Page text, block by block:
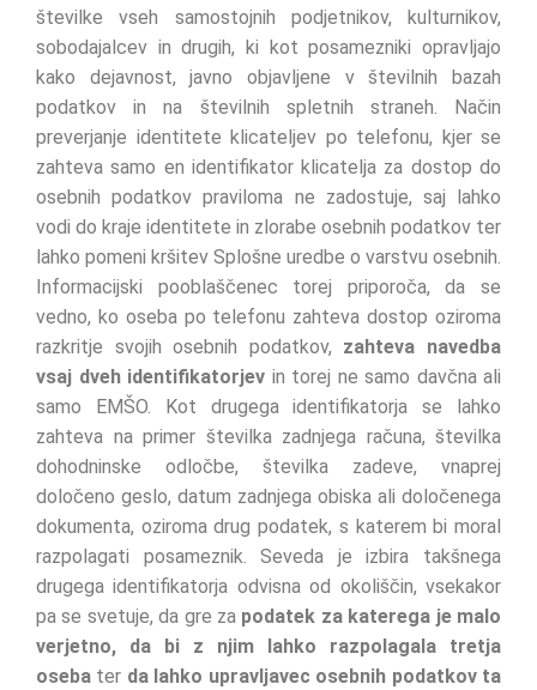
številke vseh samostojnih podjetnikov, kulturnikov,
sobodajalcev in drugih, ki kot posamezniki opravljajo
kako dejavnost, javno objavljene v številnih bazah
podatkov in na številnih spletnih straneh. Način
preverjanje identitete klicateljev po telefonu, kjer se
zahteva samo en identifikator klicatelja za dostop do
osebnih podatkov praviloma ne zadostuje, saj lahko
vodi do kraje identitete in zlorabe osebnih podatkov ter
lahko pomeni kršitev Splošne uredbe o varstvu osebnih.
Informacijski pooblaščenec torej priporoča, da se
vedno, ko oseba po telefonu zahteva dostop oziroma
razkritje svojih osebnih podatkov, zahteva navedba
vsaj dveh identifikatorjev in torej ne samo davčna ali
samo EMŠO. Kot drugega identifikatorja se lahko
zahteva na primer številka zadnjega računa, številka
dohodninske odločbe, številka zadeve, vnaprej
določeno geslo, datum zadnjega obiska ali določenega
dokumenta, oziroma drug podatek, s katerem bi moral
razpolagati posameznik. Seveda je izbira takšnega
drugega identifikatorja odvisna od okoliščin, vsekakor
pa se svetuje, da gre za podatek za katerega je malo
verjetno, da bi z njim lahko razpolagala tretja
oseba ter da lahko upravljavec osebnih podatkov ta